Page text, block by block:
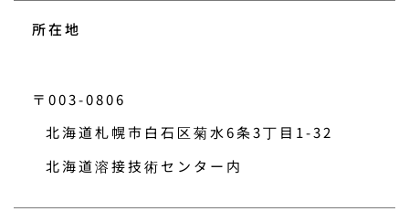
所在地
〒003-0806
北海道札幌市白石区菊水6条3丁目1-32
北海道溶接技術センター内